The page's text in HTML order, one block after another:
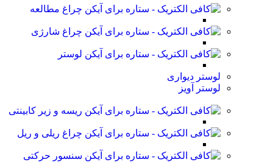
چراغ مطالعه
چراغ شارژی
لوستر
لوستر دیواری
لوستر آویز
ریسه و زیر کابینتی
چراغ ریلی و ریل
سنسور حرکتی